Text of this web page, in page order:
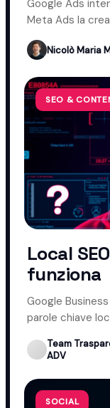
Google Ads
Meta Ads la
davvero.
Nicolò Maria
SEO &
Local
funziona
Google
parole chiave
Team
ADV
SOCIAL